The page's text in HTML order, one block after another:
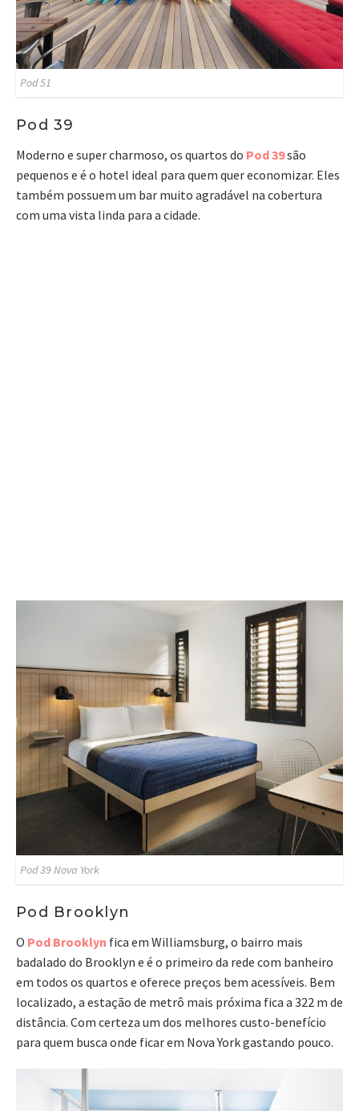
Pod 51
Pod 39
Moderno e super charmoso, os quartos do Pod 39são
pequenos e é o hotel ideal para quem quer economizar. Eles
também possuem um bar muito agradável na cobertura
com uma vista linda para a cidade.
Pod 39 Nova York
Pod Brooklyn
O Pod Brooklyn fica em Williamsburg, o bairro mais
badalado do Brooklyn e é o primeiro da rede com banheiro
em todos os quartos e oferece preços bem acessíveis. Bem
localizado, a estação de metrô mais próxima fica a 322 m de
distância. Com certeza um dos melhores custo-benefício
para quem busca onde ficar em Nova York gastando pouco.